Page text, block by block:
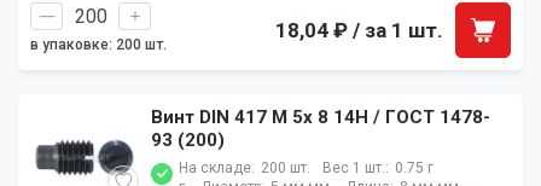
в упаковке: 200 шт.
18,04 ₽ / за 1 шт.
Винт DIN 417 M 5x 8 14H / ГОСТ 1478-
93 (200)
На складе: 200 шт. Вес 1 шт.: 0.75 г